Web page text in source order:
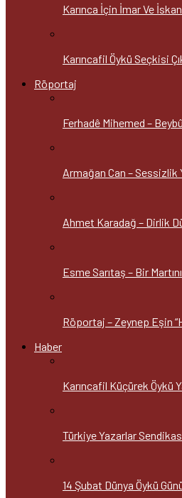
Karınca İçin İmar Ve
Karıncafil Öykü Seçkisi
Röportaj
Ferhadê Mihemed –
Armağan Can – Sessizlik
Ahmet Karadağ – Dirlik
Esme Sarıtaş – Bir
Röportaj – Zeynep Eşin
Haber
Karıncafil Küçürek Öykü
Türkiye Yazarlar
14 Şubat Dünya Öykü